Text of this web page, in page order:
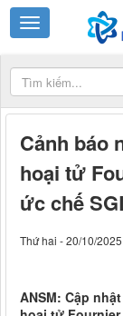
Cảnh báo
hoại tử
ức chế
Thứ hai - 20/10/
ANSM: Cập